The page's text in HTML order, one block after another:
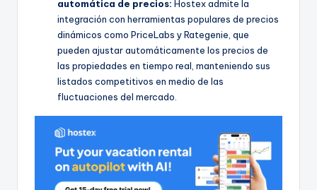
automática de precios: Hostex admite la
integración con herramientas populares de precios
dinámicos como PriceLabs y Rategenie, que
pueden ajustar automáticamente los precios de
las propiedades en tiempo real, manteniendo sus
listados competitivos en medio de las
fluctuaciones del mercado.